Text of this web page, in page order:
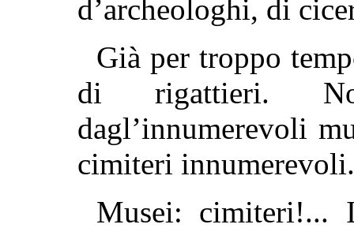
d’archeologhi, di
Già per troppo
di rigattieri.
dagl’innumerevoli
cimiteri innumerevoli.
Musei: cimiteri!...